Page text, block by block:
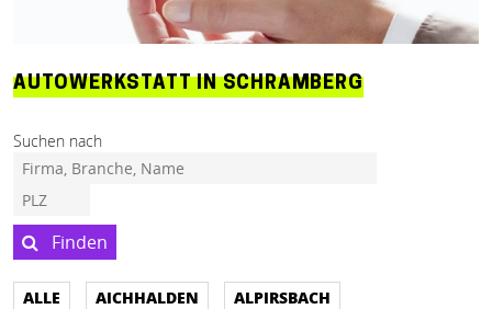
AUTOWERKSTATT IN SCHRAMBERG
Suchen nach
Finden
ALLE AICHHALDEN
ALPIRSBACH